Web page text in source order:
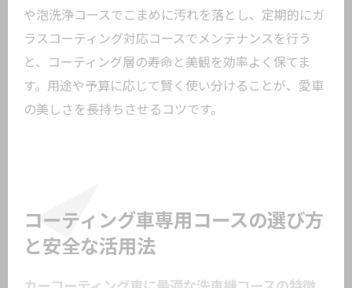
や泡洗浄コースでこまめに汚れを落とし、定期的にガ
ラスコーティング対応コースでメンテナンスを行う
と、コーティング層の寿命と美観を効率よく保てま
す。用途や予算に応じて賢く使い分けることが、愛車
の美しさを長持ちさせるコツです。
コーティング車専用コースの選び方
と安全な活用法